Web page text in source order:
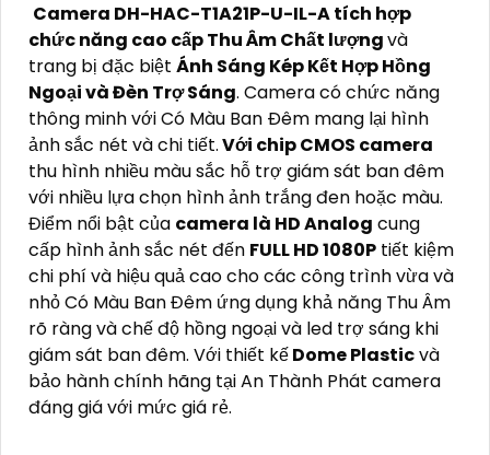
Camera DH-HAC-T1A21P-U-IL-A tích hợp
chức năng cao cấp Thu Âm Chất lượngvà
trang bị đặc biệt Ánh Sáng Kép Kết Hợp Hồng
Ngoại và Đèn Trợ Sáng. Camera có chức năng
thông minh với Có Màu Ban Ðêm mang lại hình
ảnh sắc nét và chi tiết.Với chip CMOS camera
thu hình nhiều màu sắc hỗ trợ giám sát ban đêm
với nhiều lựa chọn hình ảnh trắng đen hoặc màu.
Điểm nổi bật của camera là HD Analog cung
cấp hình ảnh sắc nét đến FULL HD 1080P tiết kiệm
chi phí và hiệu quả cao cho các công trình vừa và
nhỏ Có Màu Ban Đêm ứng dụng khả năng Thu Âm
rõ ràng và chế độ hồng ngoại và led trợ sáng khi
giám sát ban đêm. Với thiết kếDome Plasticvà
bảo hành chính hãng tại An Thành Phát camera
đáng giá với mức giá rẻ.